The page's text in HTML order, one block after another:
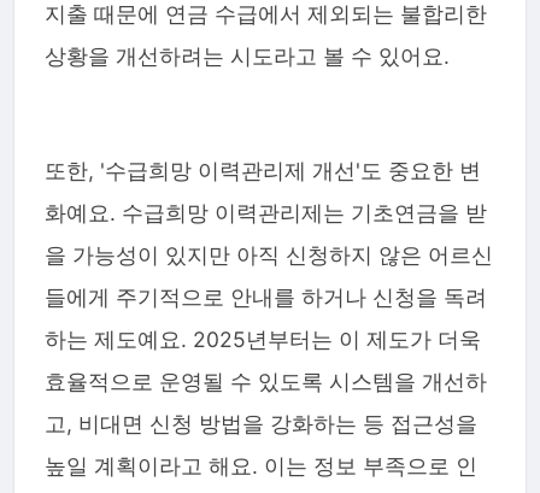
지출 때문에 연금 수급에서 제외되는 불합리한
상황을 개선하려는 시도라고 볼 수 있어요.
또한, '수급희망 이력관리제 개선'도 중요한 변
화예요. 수급희망 이력관리제는 기초연금을 받
을 가능성이 있지만 아직 신청하지 않은 어르신
들에게 주기적으로 안내를 하거나 신청을 독려
하는 제도예요. 2025년부터는 이 제도가 더욱
효율적으로 운영될 수 있도록 시스템을 개선하
고, 비대면 신청 방법을 강화하는 등 접근성을
높일 계획이라고 해요. 이는 정보 부족으로 인